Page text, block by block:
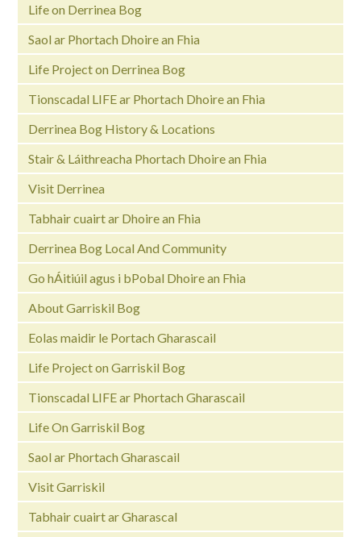
Life on Derrinea Bog
Saol ar Phortach Dhoire an Fhia
Life Project on Derrinea Bog
Tionscadal LIFE ar Phortach Dhoire an Fhia
Derrinea Bog History & Locations
Stair & Láithreacha Phortach Dhoire an Fhia
Visit Derrinea
Tabhair cuairt ar Dhoire an Fhia
Derrinea Bog Local And Community
Go hÁitiúil agus i bPobal Dhoire an Fhia
About Garriskil Bog
Eolas maidir le Portach Gharascail
Life Project on Garriskil Bog
Tionscadal LIFE ar Phortach Gharascail
Life On Garriskil Bog
Saol ar Phortach Gharascail
Visit Garriskil
Tabhair cuairt ar Gharascal